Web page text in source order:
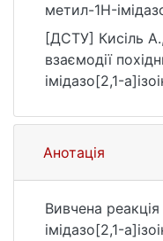
метил-1H-
похідними
національного
Шевченка.
https://
7
[ДСТУ] Кисіль
взаємодії
імідазо[2,1-
національного
Шевченка.
7 (дата
Анотація
Вивчена
імідазо[2,1-